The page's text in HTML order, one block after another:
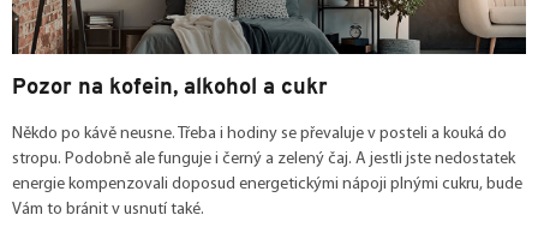
Pozor na kofein, alkohol a cukr
Někdo po kávě neusne. Třeba i hodiny se převaluje v posteli a kouká do
stropu. Podobně ale funguje i černý a zelený čaj. A jestli jste nedostatek
energie kompenzovali doposud energetickými nápoji plnými cukru, bude
Vám to bránit v usnutí také.